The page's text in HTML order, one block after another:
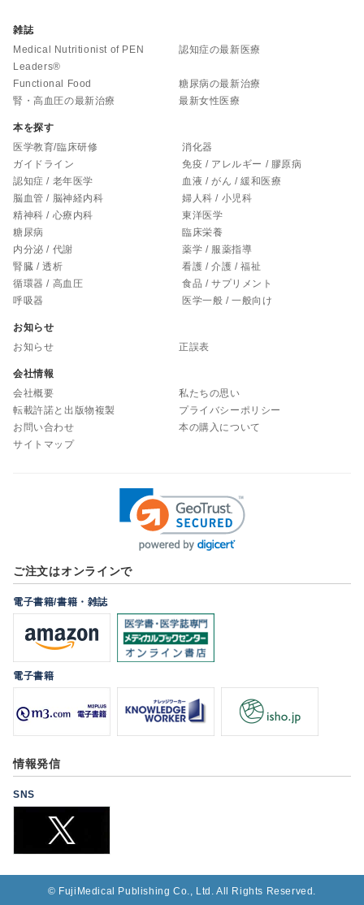
雑誌
Medical Nutritionist of PEN
Leaders®
認知症の最新医療
Functional Food
糖尿病の最新治療
腎・高血圧の最新治療
最新女性医療
本を探す
医学教育/臨床研修
ガイドライン
認知症 / 老年医学
脳血管 / 脳神経内科
精神科 / 心療内科
糖尿病
内分泌 / 代謝
腎臓 / 透析
循環器 / 高血圧
呼吸器
消化器
免疫 / アレルギー / 膠原病
血液 / がん / 緩和医療
婦人科 / 小児科
東洋医学
臨床栄養
薬学 / 服薬指導
看護 / 介護 / 福祉
食品 / サプリメント
医学一般 / 一般向け
お知らせ
お知らせ
正誤表
会社情報
会社概要
私たちの思い
転載許諾と出版物複製
プライバシーポリシー
お問い合わせ
本の購入について
サイトマップ
ご注文はオンラインで
電子書籍/書籍・雑誌
電子書籍
情報発信
SNS
© FujiMedical Publishing Co., Ltd. All Rights Reserved.